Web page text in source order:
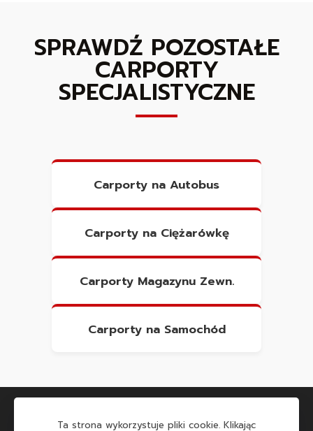
SPRAWDŹ POZOSTAŁE
CARPORTY
SPECJALISTYCZNE
Carporty na Autobus
Carporty na Ciężarówkę
Carporty Magazynu Zewn.
Carporty na Samochód
Carport Kraków |Carport Opole| Carport Poznań
Ta strona wykorzystuje pliki cookie. Klikając